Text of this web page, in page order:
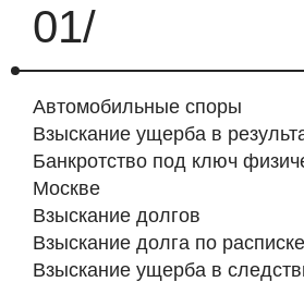
01/
Автомобильные споры
Взыскание ущерба в
Банкротство под ключ
Москве
Взыскание долгов
Взыскание долга по расписке
Взыскание ущерба в